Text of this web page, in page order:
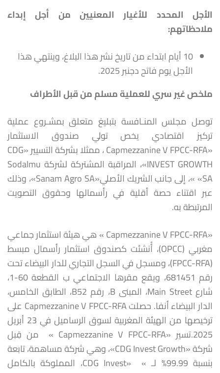
الأجل المحدد للأغيار المعنيين من أجل إبداء
ملاحظاتهم:
10 أيام ابتداء من تاريخ نشر هذا البلاغ، وينتهي هذا
الأجل يوم فاتح دجنبر 2025.
ملخص غير سري للعملية مسلم من قبل الأطراف
توصل مجلس المنـافسة بتبليغ متعلق بمشـروع عملية
تركيز اقتصادي يخص تولي صندوق الاستثمار
«Capmezzanine V FPCC-RFA ، ممثلا بشركة التسيير «CDG
INVEST GROWTH»، المراقبة المشتركة لشركة Sodalmu
SA» »، إلى جانب الشريك الأصلي«Sanam Agro SA»، وذلك
عبر اقتناء حصة أقلية في رأسمالها وحقوق التصويت
المرتبطة به.
«Capmezzanine V FPCC-RFA » هي هيئة استثمار جماعي
مغربي (OPCC)، أُنشئت كصندوق استثمار رأسمال مبسط
(FPCC-RFA)، ومسجل في السجل التجاري للدار البيضاء تحت
رقم 681451، ويقع مقرها الاجتماعي ب القطعة 60-1،
شارع Main Street، المبنى B، رقم B52، الطابق الخامس،
الدار البيضاء أنفا. حصلت Capmezzanine V FPCC-RFA على
ترخيصها من الهيئة المغربية لسوق الرساميل في 23 أبريل
2025.تسير «Capmezzanine V FPCC-RFA » من قِبل
شركة «CDG Invest Growth»، وهي شركة مساهمة، تابعة
بنسبة 99.99% لـ » «CDG Invest، المملوكة بالكامل